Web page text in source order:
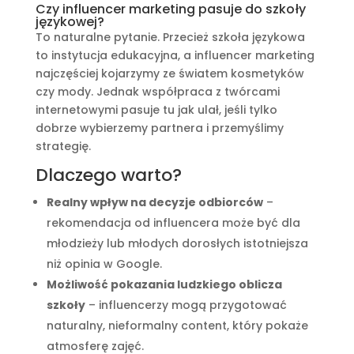
Czy influencer marketing pasuje do szkoły
językowej?
To naturalne pytanie. Przecież szkoła językowa
to instytucja edukacyjna, a influencer marketing
najczęściej kojarzymy ze światem kosmetyków
czy mody. Jednak współpraca z twórcami
internetowymi pasuje tu jak ulał, jeśli tylko
dobrze wybierzemy partnera i przemyślimy
strategię.
Dlaczego warto?
Realny wpływ na decyzje odbiorców–
rekomendacja od influencera może być dla
młodzieży lub młodych dorosłych istotniejsza
niż opinia w Google.
Możliwość pokazania ludzkiego oblicza
szkoły– influencerzy mogą przygotować
naturalny, nieformalny content, który pokaże
atmosferę zajęć.